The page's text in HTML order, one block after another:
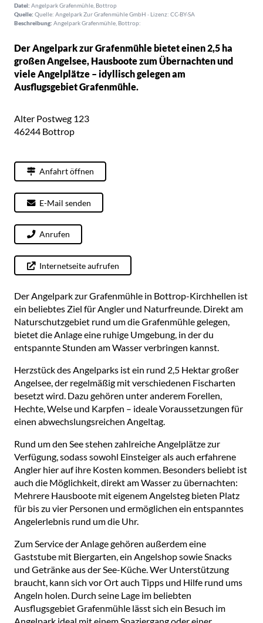
Datei: Angelpark Grafenmühle, Bottrop
Quelle: Quelle: Angelpark Zur Grafenmühle GmbH · Lizenz: CC-BY-SA
Beschreibung: Angelpark Grafenmühle, Bottrop:
Der Angelpark zur Grafenmühle bietet einen 2,5 ha
großen Angelsee, Hausboote zum Übernachten und
viele Angelplätze – idyllisch gelegen am
Ausflugsgebiet Grafenmühle.
Alter Postweg 123
46244 Bottrop
Anfahrt öffnen
E-Mail senden
Anrufen
Internetseite aufrufen
Der Angelpark zur Grafenmühle in Bottrop-Kirchhellen ist
ein beliebtes Ziel für Angler und Naturfreunde. Direkt am
Naturschutzgebiet rund um die Grafenmühle gelegen,
bietet die Anlage eine ruhige Umgebung, in der du
entspannte Stunden am Wasser verbringen kannst.
Herzstück des Angelparks ist ein rund 2,5 Hektar großer
Angelsee, der regelmäßig mit verschiedenen Fischarten
besetzt wird. Dazu gehören unter anderem Forellen,
Hechte, Welse und Karpfen – ideale Voraussetzungen für
einen abwechslungsreichen Angeltag.
Rund um den See stehen zahlreiche Angelplätze zur
Verfügung, sodass sowohl Einsteiger als auch erfahrene
Angler hier auf ihre Kosten kommen. Besonders beliebt ist
auch die Möglichkeit, direkt am Wasser zu übernachten:
Mehrere Hausboote mit eigenem Angelsteg bieten Platz
für bis zu vier Personen und ermöglichen ein entspanntes
Angelerlebnis rund um die Uhr.
Zum Service der Anlage gehören außerdem eine
Gaststube mit Biergarten, ein Angelshop sowie Snacks
und Getränke aus der See-Küche. Wer Unterstützung
braucht, kann sich vor Ort auch Tipps und Hilfe rund ums
Angeln holen. Durch seine Lage im beliebten
Ausflugsgebiet Grafenmühle lässt sich ein Besuch im